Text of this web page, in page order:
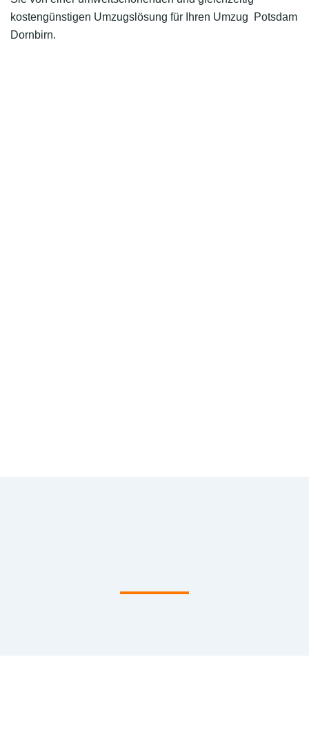
kostengünstigen Umzugslösung für Ihren Umzug Potsdam
Dornbirn.